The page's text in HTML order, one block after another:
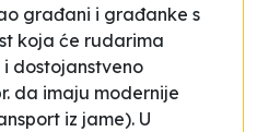
građani i građanke s
koja će rudarima
dostojanstveno
da imaju modernije
iz jame). U